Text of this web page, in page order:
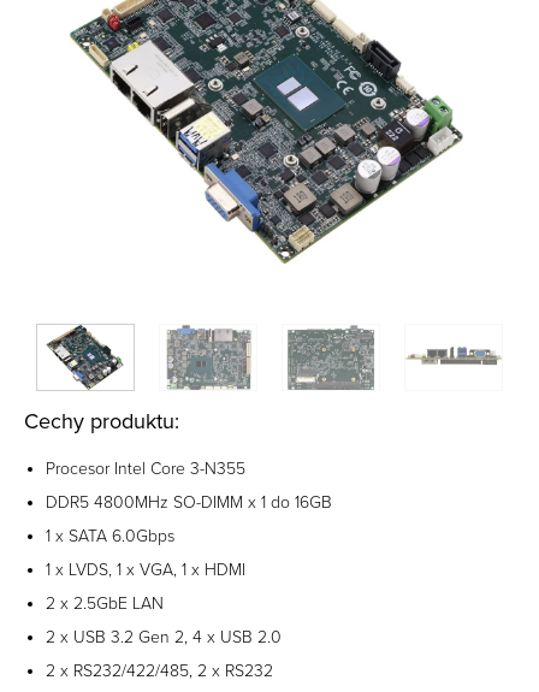
Cechy produktu:
Procesor Intel Core 3-N355
DDR5 4800MHz SO-DIMM x 1 do 16GB
1 x SATA 6.0Gbps
1 x LVDS, 1 x VGA, 1 x HDMI
2 x 2.5GbE LAN
2 x USB 3.2 Gen 2, 4 x USB 2.0
2 x RS232/422/485, 2 x RS232